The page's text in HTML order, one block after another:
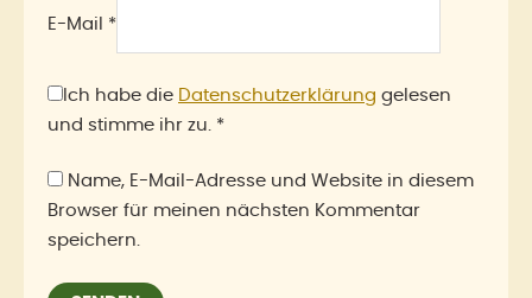
E-Mail *
Ich habe die Datenschutzerklärung gelesen
und stimme ihr zu. *
Name, E-Mail-Adresse und Website in diesem
Browser für meinen nächsten Kommentar
speichern.